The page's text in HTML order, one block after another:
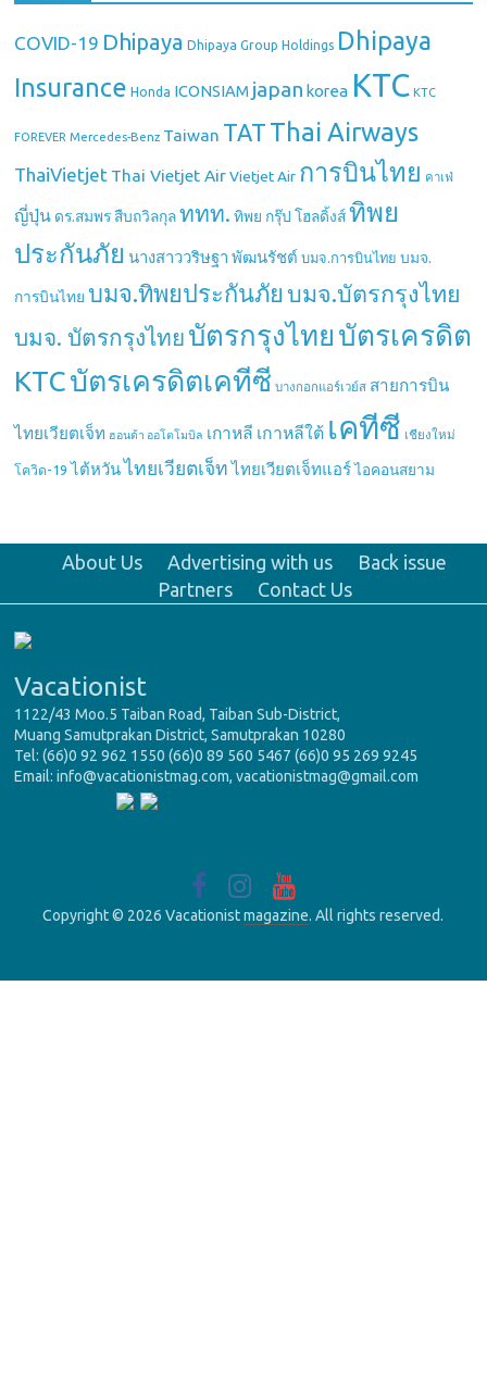
COVID-19 Dhipaya Dhipaya Group Holdings Dhipaya
Insurance Honda ICONSIAM japan korea KTC KTC
FOREVER Mercedes-Benz Taiwan TAT Thai Airways
ThaiVietjet Thai Vietjet Air Vietjet Air การบินไทย คาเฟ่
ญี่ปุ่น ดร.สมพร สืบถวิลกุล ททท. ทิพย กรุ๊ป โฮลดิ้งส์ ทิพย
ประกันภัย นางสาววริษฐา พัฒนรัชต์ บมจ.การบินไทย บมจ.
การบินไทย บมจ.ทิพยประกันภัย บมจ.บัตรกรุงไทย
บมจ. บัตรกรุงไทย บัตรกรุงไทย บัตรเครดิต
KTCบัตรเครดิตเคทีซี บางกอกแอร์เวย์ส สายการบิน
ไทยเวียตเจ็ท ฮอนด้า ออโตโมบิล เกาหลี เกาหลีใต้ เคทีซี เชียงใหม่
โควิด-19 ไต้หวัน ไทยเวียตเจ็ท ไทยเวียตเจ็ทแอร์ ไอคอนสยาม
About Us Advertising with us
Back issue
Partners
Contact Us
Vacationist
1122/43 Moo.5 Taiban Road, Taiban Sub-District,
Muang Samutprakan District, Samutprakan 10280
Tel: (66)0 92 962 1550 (66)0 89 560 5467 (66)0 95 269 9245
Email: info@vacationistmag.com, vacationistmag@gmail.com
Copyright © 2026 Vacationistmagazine. All rights reserved.